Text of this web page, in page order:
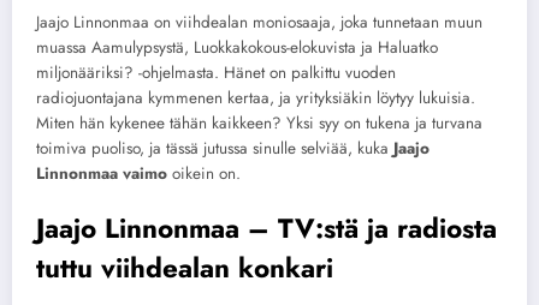
Jaajo Linnonmaa on viihdealan moniosaaja, joka tunnetaan muun
muassa Aamulypsystä, Luokkakokous-elokuvista ja Haluatko
miljonääriksi? -ohjelmasta. Hänet on palkittu vuoden
radiojuontajana kymmenen kertaa, ja yrityksiäkin löytyy lukuisia.
Miten hän kykenee tähän kaikkeen? Yksi syy on tukena ja turvana
toimiva puoliso, ja tässä jutussa sinulle selviää, kuka Jaajo
Linnonmaa vaimo oikein on.
Jaajo Linnonmaa – TV:stä ja radiosta
tuttu viihdealan konkari